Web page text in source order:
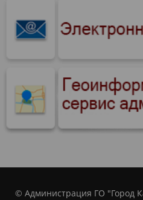
© Администрация ГО "Город